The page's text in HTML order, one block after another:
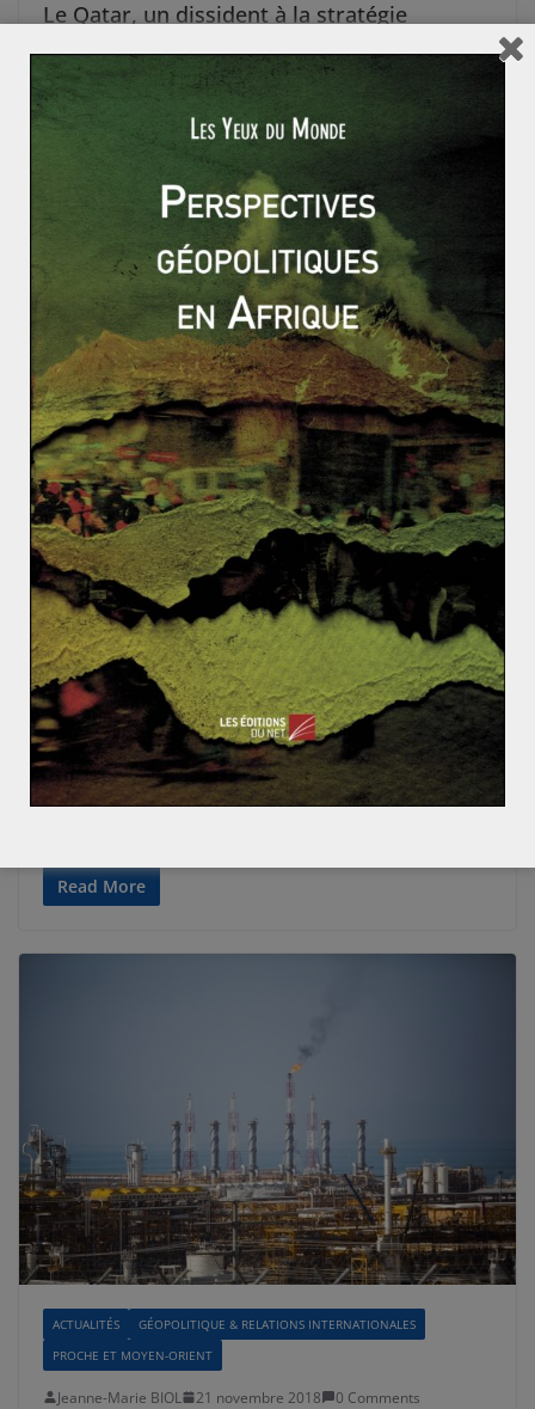
Le Qatar, un dissident à la stratégie
Le lundi 3 décembre, le nouveau ministre de l’énergie
du Qatar a créé la surprise en annonçant le retrait de
PÉNINSULE ARABIQUE PROCHE ET MOYEN-ORIENT
Thomas CIBOULET 23 novembre 2018 0 Comments
Yémen du Sud, l’autre guerre civile ?
Alors que la bataille pour la ville d’Al Hodeidah,
disputée entre loyalistes du gouvernement Hadi et
Read More
ACTUALITÉS
GÉOPOLITIQUE & RELATIONS INTERNATIONALES
PROCHE ET MOYEN-ORIENT
Jeanne-Marie BIOL 21 novembre 2018 0 Comments